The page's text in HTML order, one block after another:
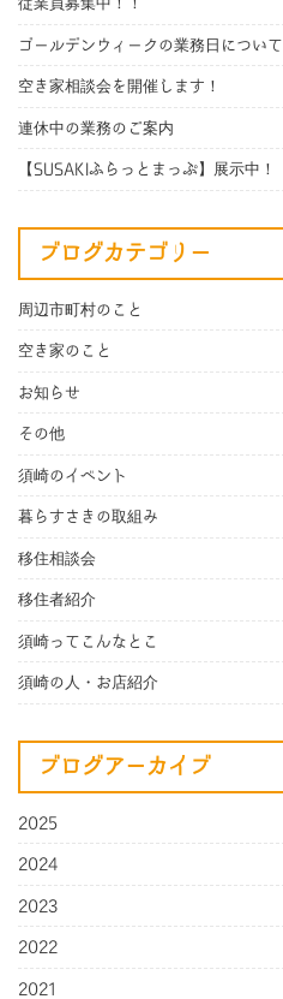
従業員募集中！！
ゴールデンウィークの業務日について
空き家相談会を開催します！
連休中の業務のご案内
【SUSAKIふらっとまっぷ】展示中！
ブログカテゴリー
周辺市町村のこと
空き家のこと
お知らせ
その他
須崎のイベント
暮らすさきの取組み
移住相談会
移住者紹介
須崎ってこんなとこ
須崎の人・お店紹介
ブログアーカイブ
2025
2024
2023
2022
2021